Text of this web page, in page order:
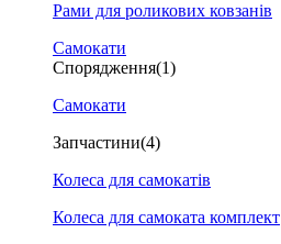
Рами для роликових ковзанів
Самокати
Спорядження(1)
Самокати
Запчастини(4)
Колеса для самокатів
Колеса для самоката комплект